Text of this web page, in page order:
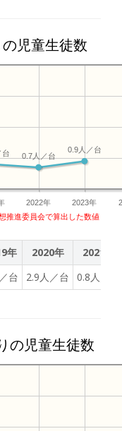
には「MEXCBT」と
児童生徒数
2022年 2023年
0.9人／台
0.7人／台
台
推進委員会で算出した数値
年 2020年
2021年
台 2.9人／台 0.8人／台
の児童生徒数